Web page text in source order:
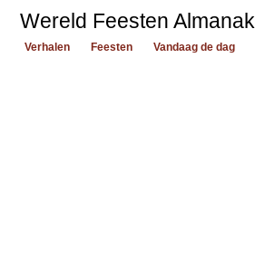
Wereld Feesten Almanak
Verhalen Feesten Vandaag de dag